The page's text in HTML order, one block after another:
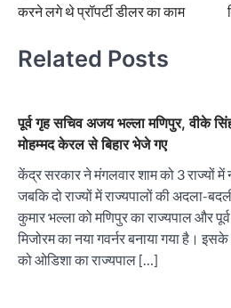
करने लगे थे प्रॉपर्टी डीलर का काम
Related Posts
पूर्व गृह सचिव अजय भल्ला मणिपुर, वीके
मोहम्मद केरल से बिहार भेजे गए
केंद्र सरकार ने मंगलवार शाम को 3 राज्यों में
जबकि दो राज्यों में राज्यपालों की अदला-
कुमार भल्ला को मणिपुर का राज्यपाल और
मिजोरम का नया गवर्नर बनाया गया है।
को ओडिशा का राज्यपाल […]